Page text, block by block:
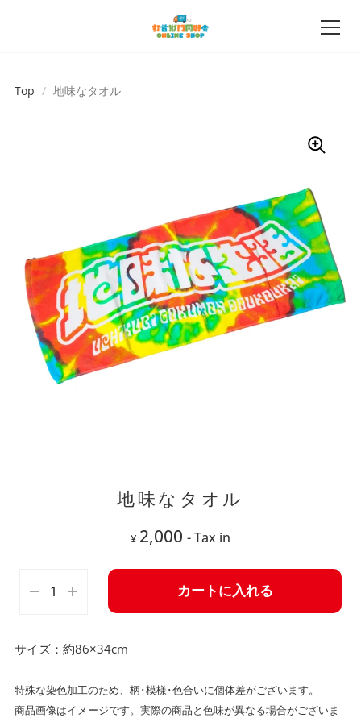
地味なタオル
¥ 2,000 - Tax in
カートに入れる
サイズ：約86×34cm
特殊な染色加工のため、柄･模様･色合いに個体差がございます。
商品画像はイメージです。 実際の商品と色味が異なる場合がございま
Top / 地味なタオル